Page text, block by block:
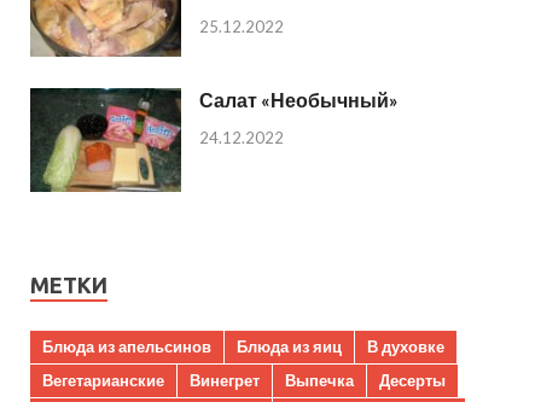
25.12.2022
Салат «Необычный»
24.12.2022
МЕТКИ
Блюда из апельсинов Блюда из яиц
В духовке
Вегетарианские
Винегрет Выпечка
Десерты